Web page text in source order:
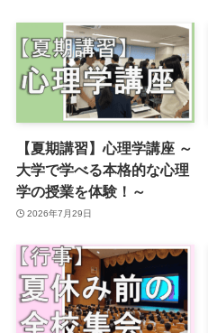
【夏期講習】心理学講座 ～
大学で学べる本格的な心理
学の授業を体験！～
2026年7月29日